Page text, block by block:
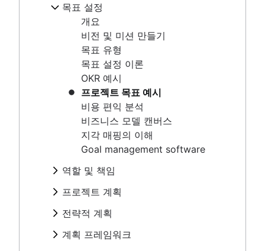
프로젝트 범위
세 가지 제약 조건
비즈니스 케이스
개념 증명
제안서 개요
프로젝트 헌장 및 프로젝트 포스터 비교
프로젝트 목표 예시
비용 편익 분석
비즈니스 모델 캔버스
지각 매핑의 이해
Goal management software
역할 및 책임
프로젝트 역할
프로젝트 관리자
프로젝트 리더
프로젝트 후원자
프로젝트 소유자
프로젝트 팀
팀 헌장
구현 계획
프로젝트 계획
프로젝트 계획 개발
작업 계획
운영 계획
KPI
프로젝트 포트폴리오 관리
실현 가능성 조사
연간 계획
엔터프라이즈 계획
작업 우선 순위를 정하는 방법
목표 정렬
계획 프레임워크
SWOT 분석
PESTLE 분석
근본 원인 분석
PDCA 주기
프로젝트 추정
타임라인
마일스톤 차트
지연 시간이 프로젝트 관리에 미치는 영향
리소스 관리
개요
작업 수용량 계획
프로젝트 실행
템플릿을 통해 올바른 작업을 더 빠르게 완료하세
시각적 프로젝트 관리
프로젝트 킥오프 회의
프로젝트 목표
Project milestones
프로젝트 산출물
수용 기준
이해 관계자 매핑: 정의, 이점 및 예
시
프로젝트 범위
세 가지 제약 조건
비즈니스 케이스
개념 증명
제안서 개요
비교
목표 설정
개요
비전 및 미션 만들기
목표 유형
목표 설정 이론
OKR 예시
프로젝트 목표 예시
비용 편익 분석
비즈니스 모델 캔버스
지각 매핑의 이해
Goal management software
역할 및 책임
프로젝트 관리자
프로젝트 리더
프로젝트 소유자
프로젝트 계획
프로젝트 계획 개발
작업 계획
전략적 계획
예제
계획 프레임워크